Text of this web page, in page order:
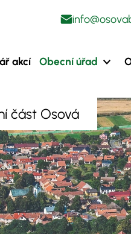
akcí Obecní úřad
část Osová